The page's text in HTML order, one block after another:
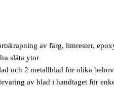
av färg, limrester,
släta ytor
och 2 metallblad för olika behov
av blad i handtaget för